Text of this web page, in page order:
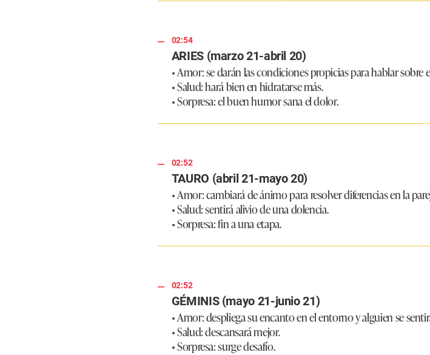
02:54
ARIES (marzo 21-abril 20)
• Amor: se darán las condiciones propicias para hablar sobre
• Salud: hará bien en hidratarse más.
• Sorpresa: el buen humor sana el dolor.
02:52
TAURO (abril 21-mayo 20)
• Amor: cambiará de ánimo para resolver diferencias en la
• Salud: sentirá alivio de una dolencia.
• Sorpresa: fin a una etapa.
02:52
GÉMINIS (mayo 21-junio 21)
• Amor: despliega su encanto en el entorno y alguien se
• Salud: descansará mejor.
• Sorpresa: surge desafío.